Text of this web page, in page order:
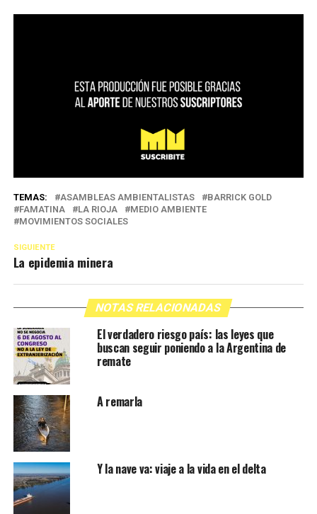
TEMAS: ASAMBLEAS AMBIENTALISTAS
BARRICK GOLD
FAMATINA
LA RIOJA
MEDIO AMBIENTE
MOVIMIENTOS SOCIALES
SIGUIENTE
La epidemia minera
NOTAS RELACIONADAS
El verdadero riesgo país: las leyes que
buscan seguir poniendo a la Argentina de
remate
A remarla
Y la nave va: viaje a la vida en el delta